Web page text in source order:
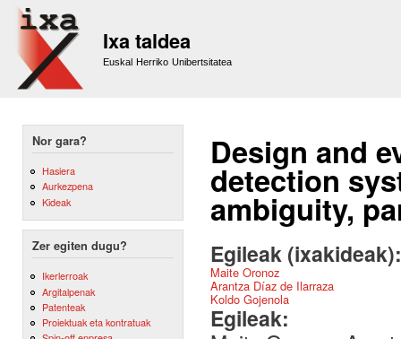
Ixa taldea
Euskal Herriko Unibertsitatea
Nor gara?
Hasiera
Aurkezpena
Kideak
Zer egiten dugu?
Ikerlerroak
Argitalpenak
Patenteak
Proiektuak eta kontratuak
Design and
detection
ambiguity,
Egileak
Maite Oronoz
Arantza Díaz de Ilarraza
Koldo Gojenola
Egileak: